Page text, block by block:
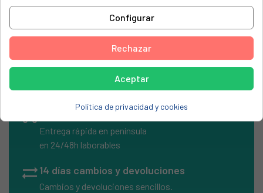
local_shipping Envíos Express
Entrega rápida en península
en 24/48h laborables
sync_alt14 días cambios y devoluciones
Cambios y devoluciones sencillos.
Configurar
Rechazar
Aceptar
Política de privacidad y cookies